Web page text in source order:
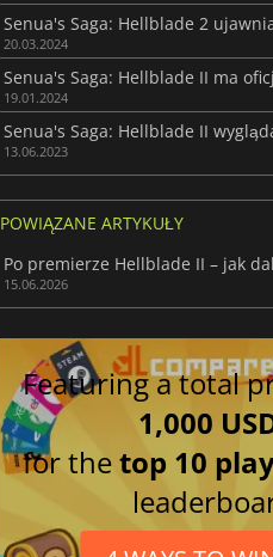
20.03.2024
19.01.2024
13.06.2023
POWIĄZANE ARTYKUŁY
15.06.2026
Featuring a total
1,000
for thetop 10